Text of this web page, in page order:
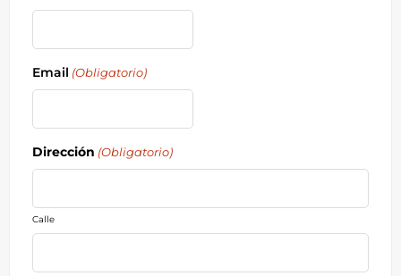
Email (Obligatorio)
Dirección (Obligatorio)
Calle